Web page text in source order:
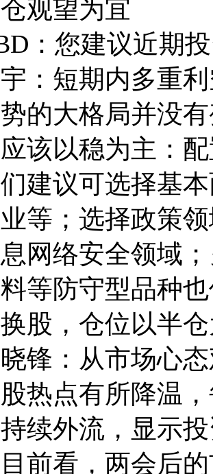
望为宜
您建议近期投
短期内多重利
的大格局并没
该以稳为主：
建议可选择基
等；选择政策
网络安全领域
等防守型品种
股，仓位以半
：从市场心态
热点有所降温
续外流，显示
前看，两会后